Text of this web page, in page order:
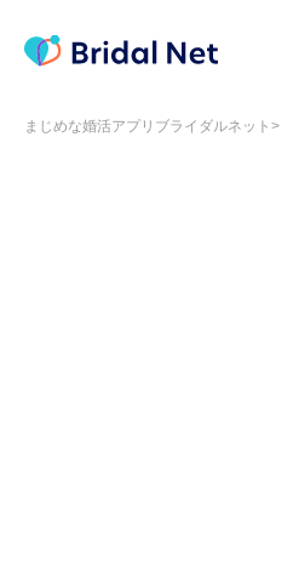
まじめな婚活アプリブライダルネット